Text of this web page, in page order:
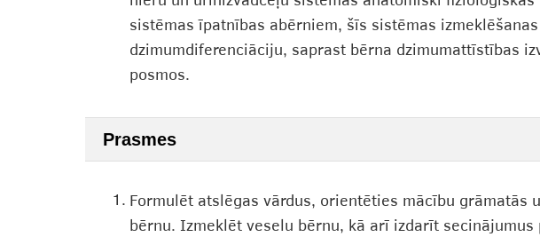
sistēmas īpatnības abērniem, šīs sistēmas
dzimumdiferenciāciju, saprast bērna dzimumattīstības
posmos.
Prasmes
1. Formulēt atslēgas vārdus, orientēties mācību
bērnu. Izmeklēt veselu bērnu, kā arī izdarīt